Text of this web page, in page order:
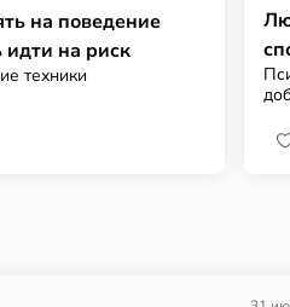
на поведение
идти на риск
техники